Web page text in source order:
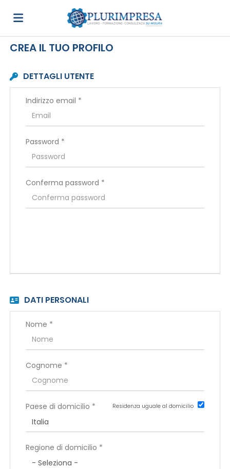
Home
Offerte
di
lavoro
Carica
il
CV
Login
Lingua
IT
DE
ES
PT
CREA IL TUO PROFILO
DETTAGLI UTENTE
Indirizzo email *
Password *
Conferma password *
DATI PERSONALI
Nome *
Cognome *
Paese di domicilio * Residenza uguale al domicilio
Regione di domicilio *